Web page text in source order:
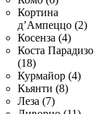
Кортина
д’Ампеццо (2)
Косенза (4)
Коста Парадизо
(18)
Курмайор (4)
Кьянти (8)
Леза (7)